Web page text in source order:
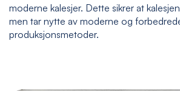
moderne kalesjer. Dette sikrer at
men tar nytte av moderne og
produksjonsmetoder.